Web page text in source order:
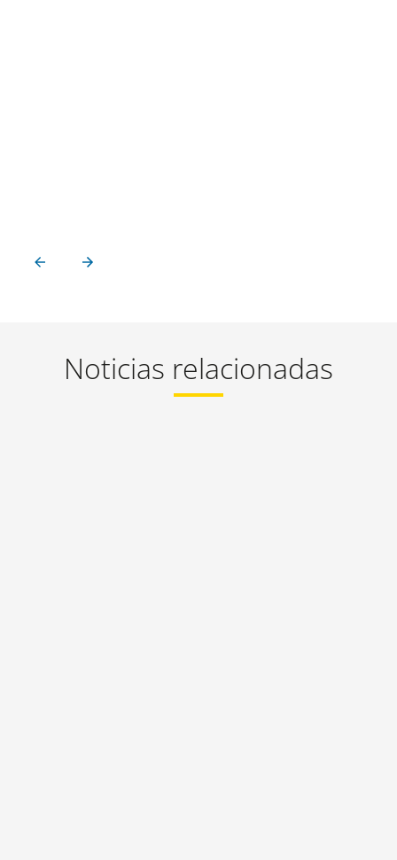
Noticias relacionadas